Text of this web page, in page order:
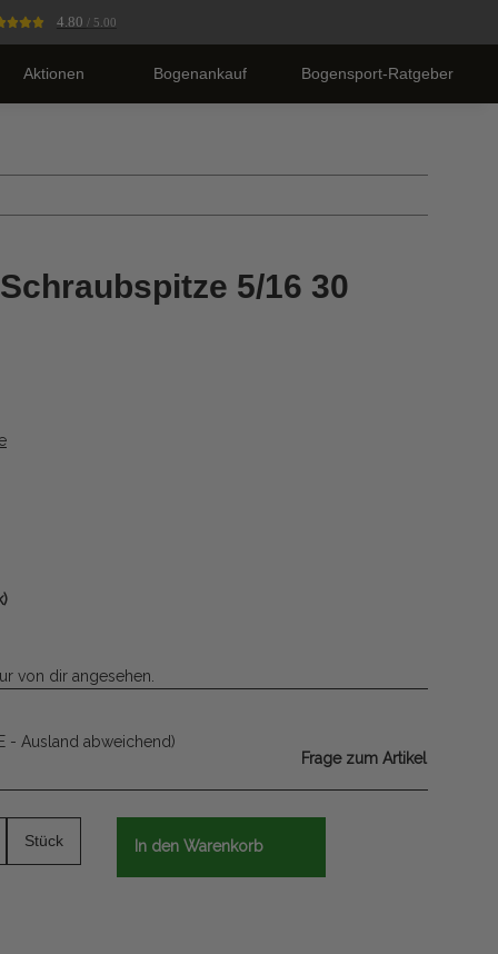
4.80 / 5.00
Aktionen Bogenankauf Bogensport-Ratgeber
5/16 30
von dir angesehen.
- Ausland abweichend)
Frage zum Artikel
Stück In den Warenkorb